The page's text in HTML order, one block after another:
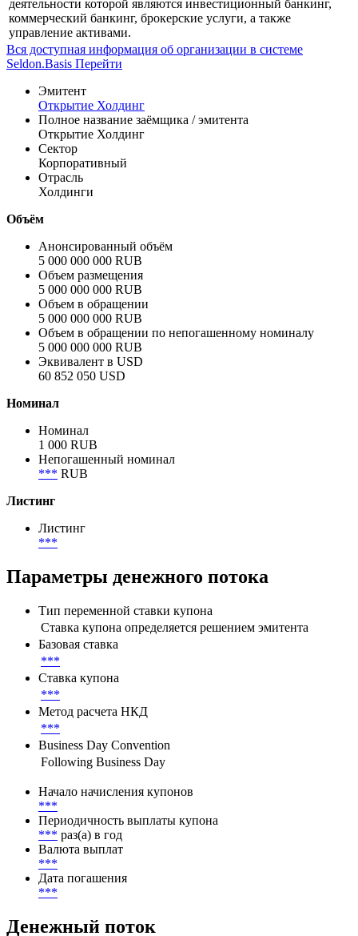
деятельности которой являются инвестиционный банкинг,
коммерческий банкинг, брокерские услуги, а также
управление активами.
Вся доступная информация об организации в системе
Seldon.Basis Перейти
Эмитент
Открытие Холдинг
Полное название заёмщика / эмитента
Открытие Холдинг
Сектор
Корпоративный
Отрасль
Холдинги
Объём
Анонсированный объём
5 000 000 000 RUB
Объем размещения
5 000 000 000 RUB
Объем в обращении
5 000 000 000 RUB
Объем в обращении по непогашенному номиналу
5 000 000 000 RUB
Эквивалент в USD
60 852 050 USD
Номинал
Номинал
1 000 RUB
Непогашенный номинал
*** RUB
Листинг
Листинг
***
Параметры денежного потока
Тип переменной ставки купона
Ставка купона определяется решением эмитента
Базовая ставка
***
Ставка купона
***
Метод расчета НКД
***
Business Day Convention
Following Business Day
Начало начисления купонов
***
Периодичность выплаты купона
*** раз(а) в год
Валюта выплат
***
Дата погашения
***
Денежный поток